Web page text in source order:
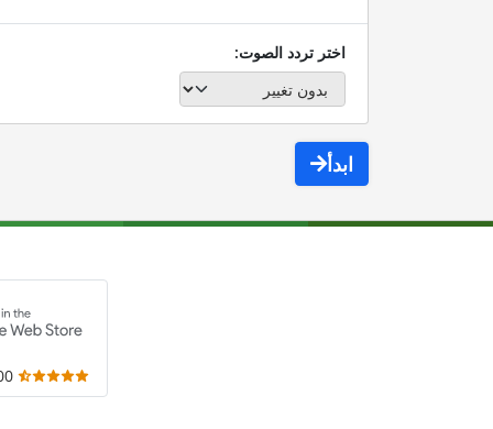
اختر تردد الصوت:
ابدأ